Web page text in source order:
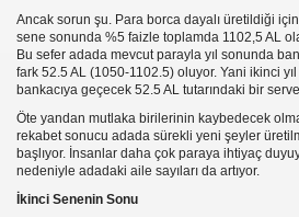
Ancak sorun şu. Para borca dayalı üretildiği
sene sonunda %5 faizle toplamda 1102,5 AL
Bu sefer adada mevcut parayla yıl sonunda
fark 52.5 AL (1050-1102.5) oluyor. Yani ikinci
bankacıya geçecek 52.5 AL tutarındaki bir
Öte yandan mutlaka birilerinin kaybedecek
rekabet sonucu adada sürekli yeni şeyler
başlıyor. İnsanlar daha çok paraya ihtiyaç
nedeniyle adadaki aile sayıları da artıyor.
İkinci Senenin Sonu
olduğunu yaz--tlf hattı alımları